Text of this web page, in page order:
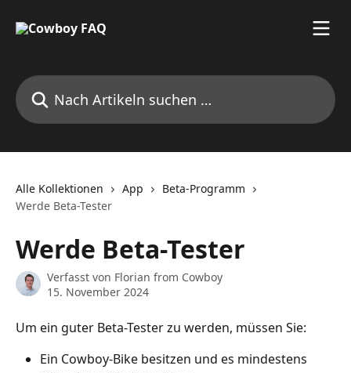
Nach Artikeln suchen …
Alle Kollektionen App
Beta-Programm
Werde Beta-Tester
Werde Beta-Tester
Verfasst von Florian from Cowboy
15. November 2024
Um ein guter Beta-Tester zu werden, müssen Sie:
Ein Cowboy-Bike besitzen und es mindestens